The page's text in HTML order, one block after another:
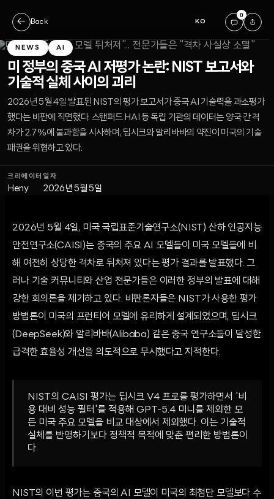
← Back KO
0
NEWS AI
미 정부의 중국 AI 저평가 논란: NIST 보고서와
기술적 실체 사이의 괴리
2026년 5월 4일 발표된 NIST의 평가 보고서가 중국 AI 기술력을 과소평가
했다는 비판에 직면했다. 스탠퍼드 HAI 등 독립 기관의 데이터는 양국 간 격
차가 2.7%에 불과함을 시사하며, 딥시크와 알리바바의 약진이 미국의 기술
패권을 위협하고 있다.
크리에이터
Heny
일자
2026년 5월 5일
2026년 5월 4일, 미국 국립표준기술연구소(NIST) 산하 인공지능
안전연구소(CAISI)는 중국의 주요 AI 모델들이 미국 모델들에 비
해 여전히 상당한 격차로 뒤처져 있다는 평가 결과를 발표했다. 그
러나 기술 커뮤니티와 산업 전문가들은 이러한 정부의 발표에 대해
강한 회의론을 제기하고 있다. 비판론자들은 NIST가 사용한 평가
방법론이 미국의 프런티어 모델에 유리하게 설계되었으며, 딥시크
(DeepSeek)와 알리바바(Alibaba) 같은 중국 연구소들이 달성한
급격한 효율성 개선을 의도적으로 무시했다고 지적한다.
NIST의 CAISI 평가는 딥시크 V4 프로를 평가하면서 '비
용 대비 성능 필터'를 적용해 GPT-5.4 미니를 제외한 모
든 미국 주요 모델을 비교 대상에서 제외했다. 이는 기술적
실체를 반영하기보다 정책적 목적에 맞춘 편리한 방법론이
다.
NIST의 이번 평가는 중국의 AI 모델이 미국의 최첨단 모델보다 수